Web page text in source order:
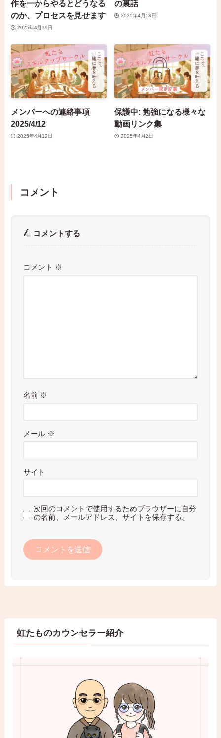
作を一からやるとどうなる
のか、プロセスを見せます
2025年4月19日
の裏話
2025年4月13日
メンバーへの連絡事項
2025/4/12
2025年4月12日
保護中: 勉強になる様々な
動画リンク集
2025年4月2日
コメント
コメントする
コメント ※
名前 ※
メール ※
サイト
次回のコメントで使用するためブラウザーに自分
の名前、メールアドレス、サイトを保存する。
虹たものカウンセラー紹介